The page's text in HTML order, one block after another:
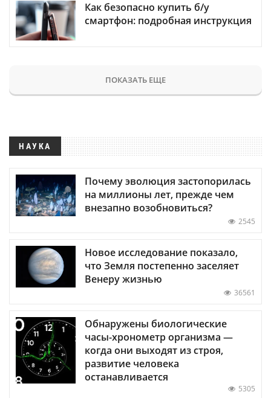
Как безопасно купить б/у
смартфон: подробная инструкция
ПОКАЗАТЬ ЕЩЕ
НАУКА
Почему эволюция застопорилась
на миллионы лет, прежде чем
внезапно возобновиться?
2545
Новое исследование показало,
что Земля постепенно заселяет
Венеру жизнью
36561
Обнаружены биологические
часы-хронометр организма —
когда они выходят из строя,
развитие человека
останавливается
5305